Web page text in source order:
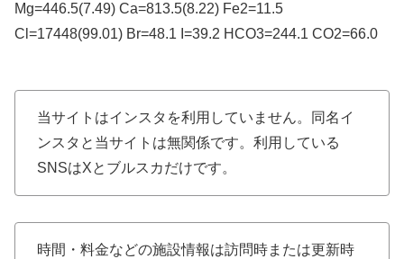
Mg=446.5(7.49) Ca=813.5(8.22) Fe2=11.5
Cl=17448(99.01) Br=48.1 I=39.2 HCO3=244.1 CO2=66.0
当サイトはインスタを利用していません。同名イ
ンスタと当サイトは無関係です。利用している
SNSはXとブルスカだけです。
時間・料金などの施設情報は訪問時または更新時